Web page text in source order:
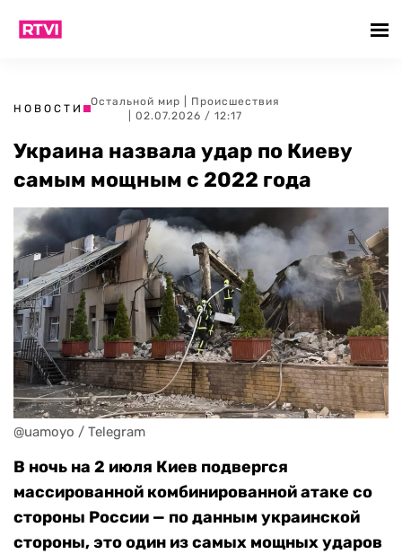
НОВОСТИ
Остальной мир
Происшествия
| 02.07.2026 / 12:17
Украина назвала удар по Киеву
самым мощным с 2022 года
@uamoyo / Telegram
В ночь на 2 июля Киев подвергся
массированной комбинированной атаке со
стороны России — по данным украинской
стороны, это один из самых мощных ударов